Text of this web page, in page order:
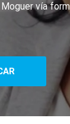
Moguer vía